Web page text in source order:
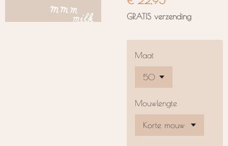
GRATIS verzending
Maat
Mouwlengte